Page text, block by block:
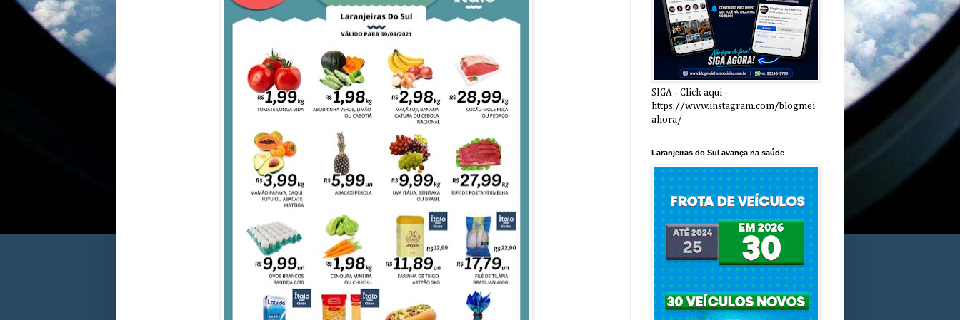
SIGA - Click aqui -
https://www.instagram.com/blogmei
ahora/
Laranjeiras do Sul avança na saúde